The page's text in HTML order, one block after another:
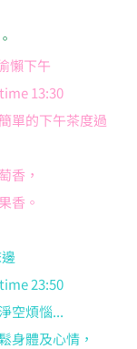
懶下午
13:30
單的下午茶度過
香，
香。
23:50
空煩惱...
身體及心情，